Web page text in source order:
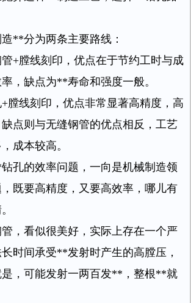
**分为两条主要路线：
+膛线刻印，优点在于节约工时与成
，缺点为**寿命和强度一般。
膛线刻印，优点非常显著高精度，高
点则与无缝钢管的优点相反，工艺
成本较高。
孔的效率问题，一向是机械制造领
既要高精度，又要高效率，哪儿有
，看似很美好，实际上存在一个严
时间承受**发射时产生的高膛压，
，可能发射一两百发**，整根**就